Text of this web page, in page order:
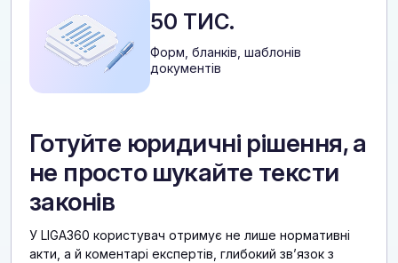
50 ТИС.
Форм, бланків, шаблонів
документів
Готуйте юридичні рішення, а
не просто шукайте тексти
законів
У LIGA360 користувач отримує не лише нормативні
акти, а й коментарі експертів, глибокий звʼязок з